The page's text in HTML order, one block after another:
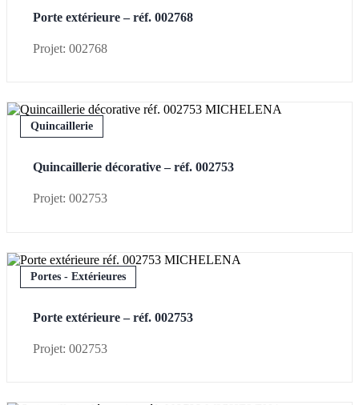
Porte extérieure – réf. 002768
Projet: 002768
Quincaillerie
Quincaillerie décorative – réf. 002753
Projet: 002753
Portes - Extérieures
Porte extérieure – réf. 002753
Projet: 002753